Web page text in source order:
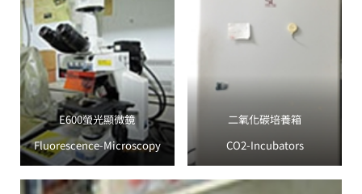
E600螢光顯微鏡
Fluorescence-Microscopy
二氧化碳培養箱
CO2-Incubators